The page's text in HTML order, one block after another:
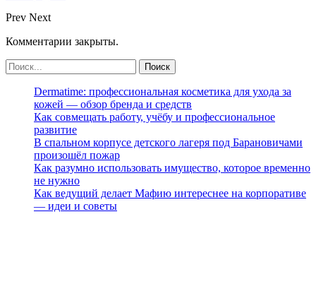
Prev Next
Комментарии закрыты.
Dermatime: профессиональная косметика для ухода за
кожей — обзор бренда и средств
Как совмещать работу, учёбу и профессиональное
развитие
В спальном корпусе детского лагеря под Барановичами
произошёл пожар
Как разумно использовать имущество, которое временно
не нужно
Как ведущий делает Мафию интереснее на корпоративе
— идеи и советы